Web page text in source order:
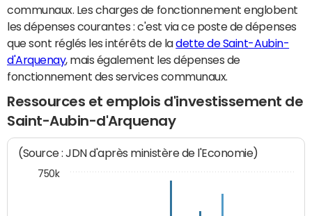
communaux. Les charges de fonctionnement englobent
les dépenses courantes : c'est via ce poste de dépenses
que sont réglés les intérêts de ladette de Saint-Aubin-
d'Arquenay, mais également les dépenses de
fonctionnement des services communaux.
Ressources et emplois d'investissement de
Saint-Aubin-d'Arquenay
(Source : JDN d'après ministère de l'Economie)
750k